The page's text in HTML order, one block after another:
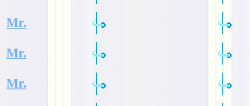
Mr.
Mr.
Mr.